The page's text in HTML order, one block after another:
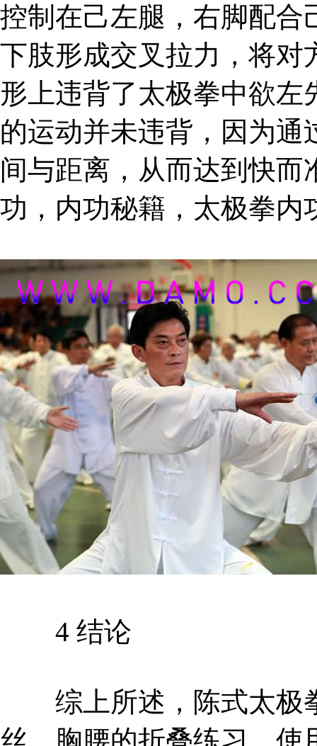
控制在己左腿，右脚配合
下肢形成交叉拉力，将对
形上违背了太极拳中欲
的运动并未违背，因为
间与距离，从而达到快
功，内功秘籍，太极拳内
4 结论
综上所述，陈式太极
丝，胸腰的折叠练习、